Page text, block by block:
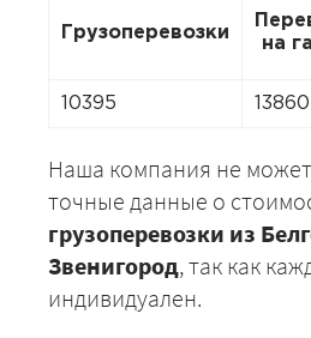
Грузоперевозки
на
10395 13860
Наша компания не
точные данные о
грузоперевозки из
Звенигород, так как
индивидуален.